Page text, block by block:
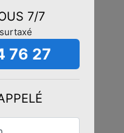
7/7
76 27